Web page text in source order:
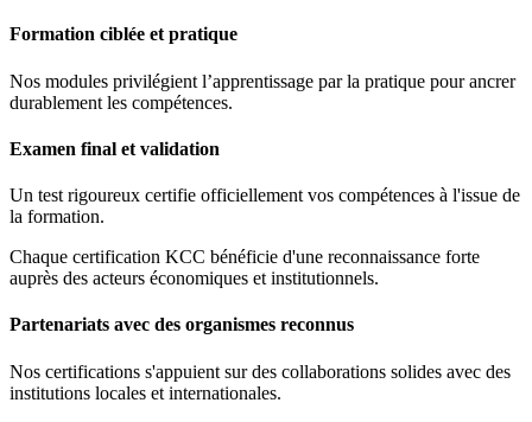
Formation ciblée et pratique
Nos modules privilégient l’apprentissage par la pratique pour ancrer
durablement les compétences.
Examen final et validation
Un test rigoureux certifie officiellement vos compétences à l'issue de
la formation.
Chaque certification KCC bénéficie d'une reconnaissance forte
auprès des acteurs économiques et institutionnels.
Partenariats avec des organismes reconnus
Nos certifications s'appuient sur des collaborations solides avec des
institutions locales et internationales.